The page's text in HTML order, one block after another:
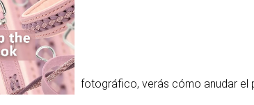
Tutorial
Compartir
En este tutorial fotográfico, verás cómo anudar el